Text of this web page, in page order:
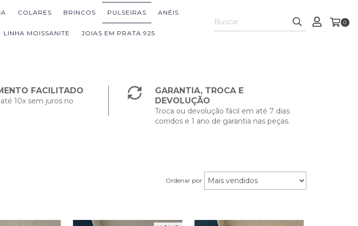
COLARES BRINCOS PULSEIRAS ANÉIS
LINHA MOISSANITE JOIAS EM PRATA 925
0
FACILITADO
10x sem juros no
GARANTIA, TROCA E
DEVOLUÇÃO
Troca ou devolução fácil em até 7 dias
corridos e 1 ano de garantia nas peças.
Ordenar por